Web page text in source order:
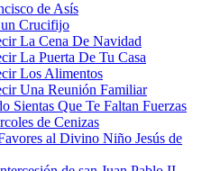
de Asís
Crucifijo
La Cena De Navidad
La Puerta De Tu Casa
Los Alimentos
Una Reunión Familiar
Sientas Que Te Faltan Fuerzas
de Cenizas
al Divino Niño Jesús de